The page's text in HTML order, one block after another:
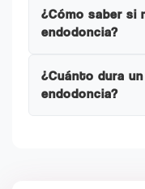
¿Cómo saber si
endodoncia?
¿Cuánto dura
endodoncia?